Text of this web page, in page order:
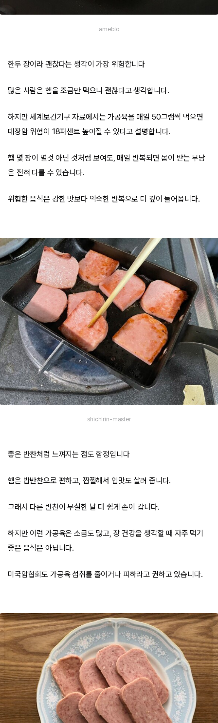
ameblo
한두 장이라 괜찮다는 생각이 가장 위험합니다
많은 사람은 햄을 조금만 먹으니 괜찮다고 생각합니다.
하지만 세계보건기구 자료에서는 가공육을 매일 50그램씩 먹으면
대장암 위험이 18퍼센트 높아질 수 있다고 설명합니다.
햄 몇 장이 별것 아닌 것처럼 보여도, 매일 반복되면 몸이 받는 부담
은 전혀 다를 수 있습니다.
위험한 음식은 강한 맛보다 익숙한 반복으로 더 깊이 들어옵니다.
shichirin-master
좋은 반찬처럼 느껴지는 점도 함정입니다
햄은 밥반찬으로 편하고, 짭짤해서 입맛도 살려 줍니다.
그래서 다른 반찬이 부실한 날 더 쉽게 손이 갑니다.
하지만 이런 가공육은 소금도 많고, 장 건강을 생각할 때 자주 먹기
좋은 음식은 아닙니다.
미국암협회도 가공육 섭취를 줄이거나 피하라고 권하고 있습니다.